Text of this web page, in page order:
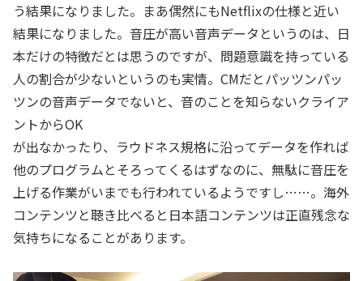
う結果になりました。まあ偶然にもNetflixの仕様と近い
結果になりました。音圧が高い音声データというのは、日
本だけの特徴だとは思うのですが、問題意識を持っている
人の割合が少ないというのも実情。CMだとパッツンパッ
ツンの音声データでないと、音のことを知らないクライア
ントからOK
が出なかったり、ラウドネス規格に沿ってデータを作れば
他のプログラムとそろってくるはずなのに、無駄に音圧を
上げる作業がいまでも行われているようですし……。海外
コンテンツと聴き比べると日本語コンテンツは正直残念な
気持ちになることがあります。